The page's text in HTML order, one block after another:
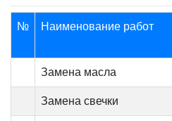
№ Наименование работ
Замена масла
Замена свечки